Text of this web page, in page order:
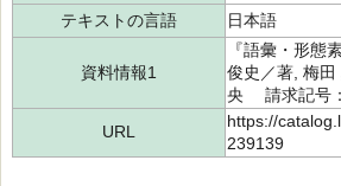
テキストの言語
日本語
資料情報1
『語彙・形
俊史／著, 梅
央 請求記号
URL
https://
239139